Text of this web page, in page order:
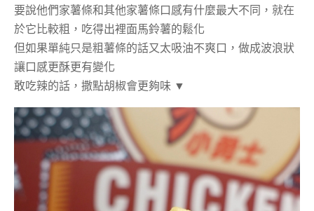
要說他們家薯條和其他家薯條口感有什麼最大不同，就在
於它比較粗，吃得出裡面馬鈴薯的鬆化
但如果單純只是粗薯條的話又太吸油不爽口，做成波浪狀
讓口感更酥更有變化
敢吃辣的話，撒點胡椒會更夠味 ▼